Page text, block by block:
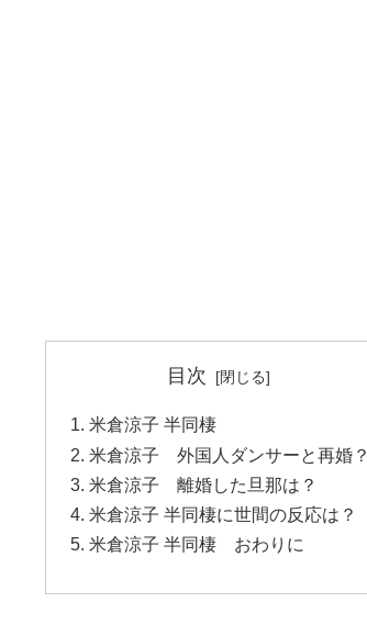
目次
米倉涼子 半同棲
米倉涼子 外国人ダンサーと再婚？
米倉涼子 離婚した旦那は？
米倉涼子 半同棲に世間の反応は？
米倉涼子 半同棲 おわりに